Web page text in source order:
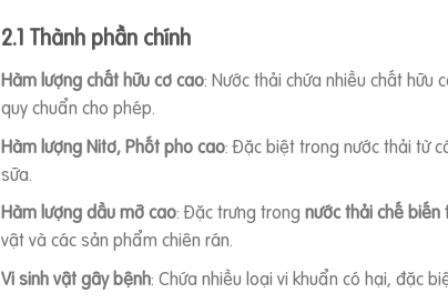
2.1 Thành phần chính
Hàm lượng chất hữu cơ cao: Nước thải chứa nhiều chất hữu
quy chuẩn cho phép.
Hàm lượng Nitơ, Phốt pho cao: Đặc biệt trong nước thải từ
sữa.
Hàm lượng dầu mỡ cao: Đặc trưng trong nước thải chế biến
vật và các sản phẩm chiên rán.
Vi sinh vật gây bệnh: Chứa nhiều loại vi khuẩn có hại, đặc